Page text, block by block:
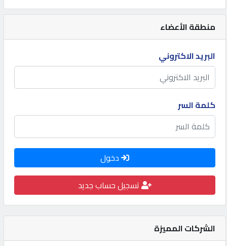
المنتدى
كيو
مزاد
كيو
نمبر
كيو
كارز
كيو
ماركت
منطقة الأعضاء
البريد الاكتروني
كلمة السر
دخول
تسجيل حساب جديد
الشركات المميزة